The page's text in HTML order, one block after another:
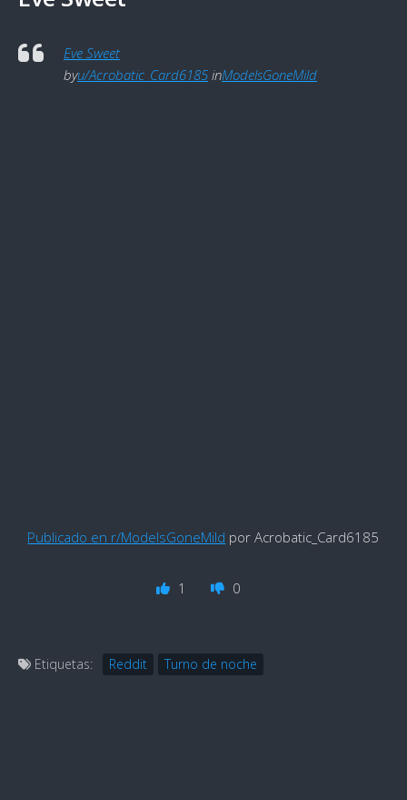
Eve Sweet
byu/Acrobatic_Card6185 inModelsGoneMild
Publicado en r/ModelsGoneMild por Acrobatic_Card6185
1 0
Etiquetas: Reddit Turno de noche